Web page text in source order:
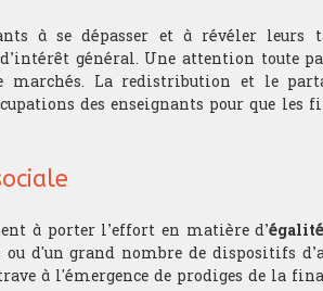
à se dépasser et à révéler
général. Une attention toute
marchés. La redistribution et le
des enseignants pour que
à porter l’effort en matière d’
d'un grand nombre de dispositifs
à l'émergence de prodiges de la